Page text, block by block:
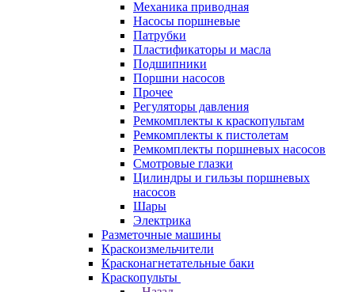
Механика приводная
Насосы поршневые
Патрубки
Пластификаторы и масла
Подшипники
Поршни насосов
Прочее
Регуляторы давления
Ремкомплекты к краскопультам
Ремкомплекты к пистолетам
Ремкомплекты поршневых насосов
Смотровые глазки
Цилиндры и гильзы поршневых
насосов
Шары
Электрика
Разметочные машины
Краскоизмельчители
Красконагнетательные баки
Краскопульты